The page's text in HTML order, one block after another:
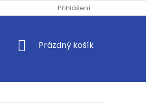
Přihlášení
NÁKUPNÍ
Prázdný košík